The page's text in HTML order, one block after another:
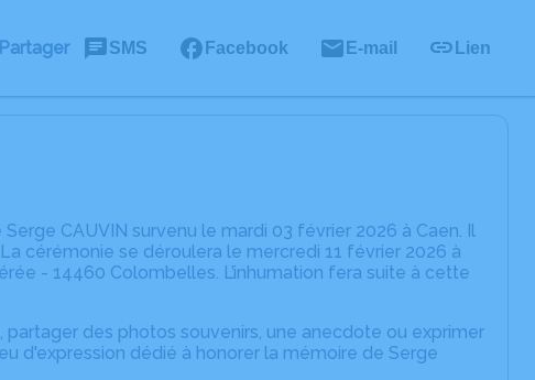
Partager SMS Facebook E-mail Lien
CAUVIN survenu le mardi 03 février 2026 à Caen. Il
cérémonie se déroulera le mercredi 11 février 2026 à
- 14460 Colombelles. L’inhumation fera suite à cette
des photos souvenirs, une anecdote ou exprimer
d'expression dédié à honorer la mémoire de Serge